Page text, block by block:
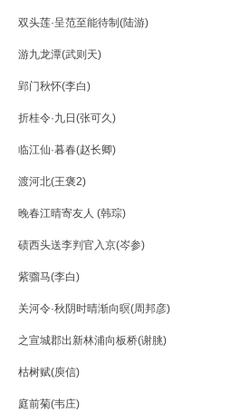
双头莲·呈范至能待制(陆游)
游九龙潭(武则天)
郢门秋怀(李白)
折桂令·九日(张可久)
临江仙·暮春(赵长卿)
渡河北(王褒2)
晚春江晴寄友人 (韩琮)
碛西头送李判官入京(岑参)
紫骝马(李白)
关河令·秋阴时晴渐向暝(周邦彦)
之宣城郡出新林浦向板桥(谢朓)
枯树赋(庾信)
庭前菊(韦庄)